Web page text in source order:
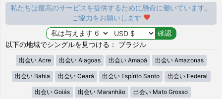
私たちは最高のサービスを提供するために懸命に働いています。
ご協力をお願いします
以下の地域でシングルを見つける： ブラジル
出会い Acre 出会い Alagoas 出会い Amapá 出会い Amazonas
出会い Bahia 出会い Ceará 出会い Espírito Santo 出会い Federal
出会い Goiás 出会い Maranhão 出会い Mato Grosso